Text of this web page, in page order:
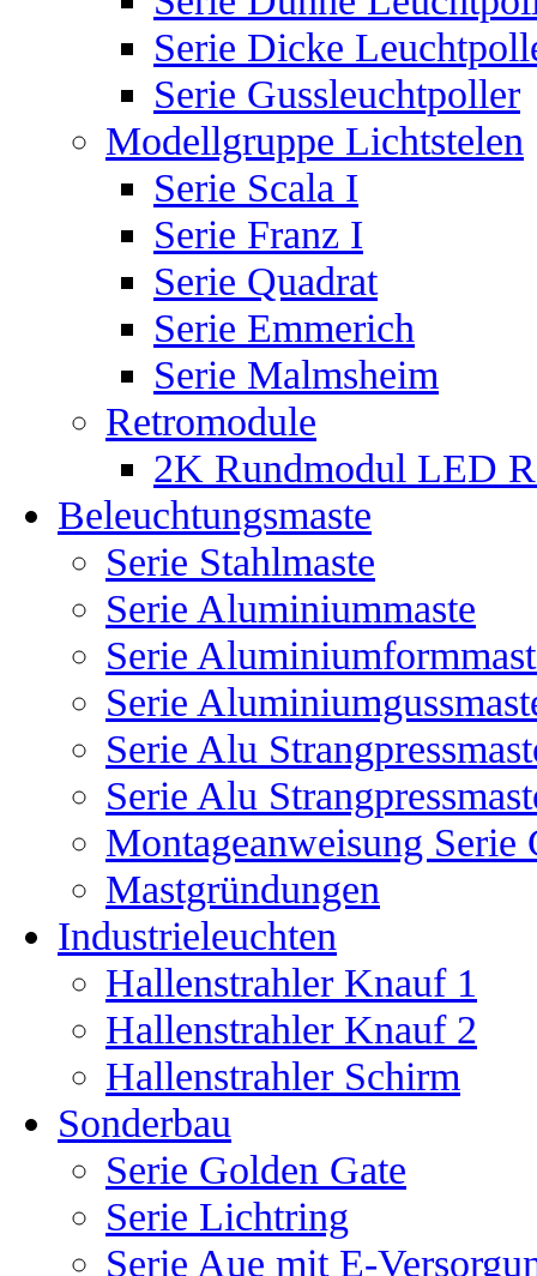
Serie Dicke
Serie Gussleuchtpoller
Modellgruppe Lichtstelen
Serie Scala I
Serie Franz I
Serie Quadrat
Serie Emmerich
Serie Malmsheim
Retromodule
2K Rundmodul LED
Beleuchtungsmaste
Serie Stahlmaste
Serie Aluminiummaste
Serie
Serie
Serie Alu
Serie Alu
Montageanweisung Serie
Mastgründungen
Industrieleuchten
Hallenstrahler Knauf 1
Hallenstrahler Knauf 2
Hallenstrahler Schirm
Sonderbau
Serie Golden Gate
Serie Lichtring
Serie Aue mit E-